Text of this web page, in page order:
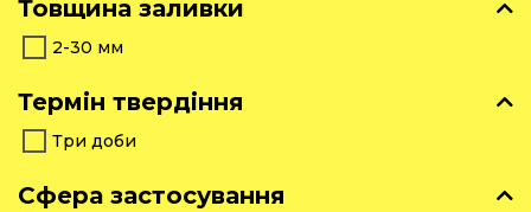
Товщина заливки
2-30 мм
Термін твердіння
Три доби
Сфера застосування